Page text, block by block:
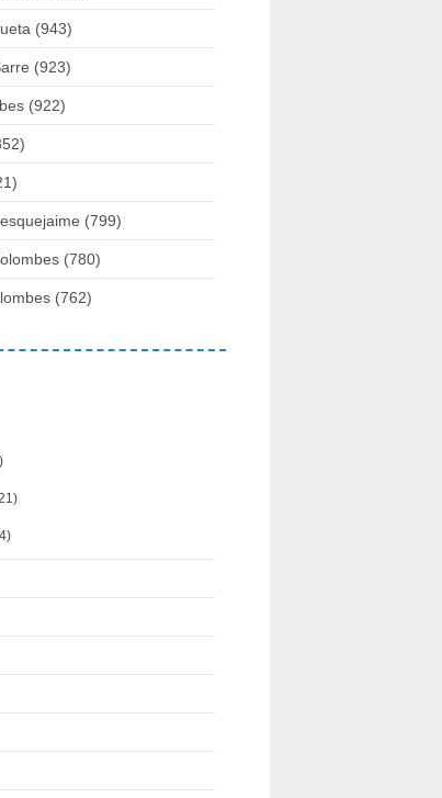
(943)
(923)
(922)
(799)
(780)
(762)